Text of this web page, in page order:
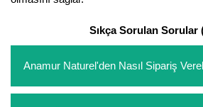
Sıkça Sorulan Sorular
Anamur Naturel'den Nasıl Sipariş